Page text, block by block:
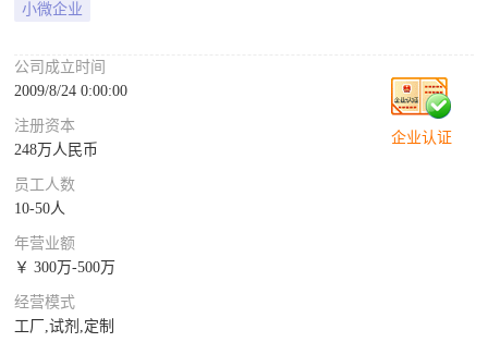
小微企业
企业认证
公司成立时间
2009/8/24 0:00:00
注册资本
248万人民币
员工人数
10-50人
年营业额
￥ 300万-500万
经营模式
工厂,试剂,定制